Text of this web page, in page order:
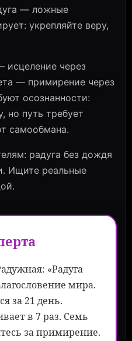
— ложные
укрепляйте веру,
исцеление через
— примирение через
осознанности:
но путь требует
самообмана.
радуга без дождя
Ищите реальные
«Радуга
мира.
за 21 день.
в 7 раз. Семь
за примирение.